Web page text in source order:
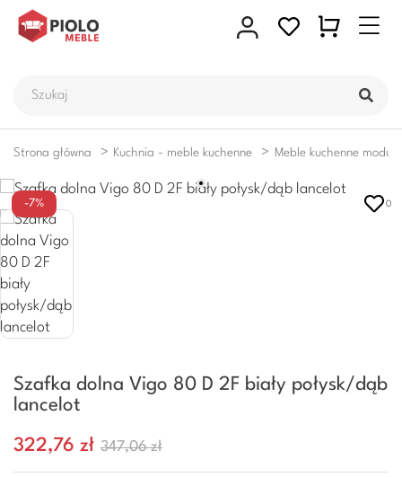
Strona główna Kuchnia - meble kuchenne Meble kuchenne
-7% 0
Szafka dolna Vigo 80 D 2F biały połysk/dąb
lancelot
322,76 zł 347,06 zł